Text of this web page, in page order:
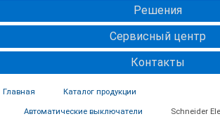
Решения
Сервисный центр
Контакты
Главная Каталог продукции
Автоматические выключатели Schneider